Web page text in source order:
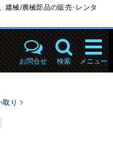
建械/農械部品の販売･レンタ
お問合せ 検索 メニュー
取り